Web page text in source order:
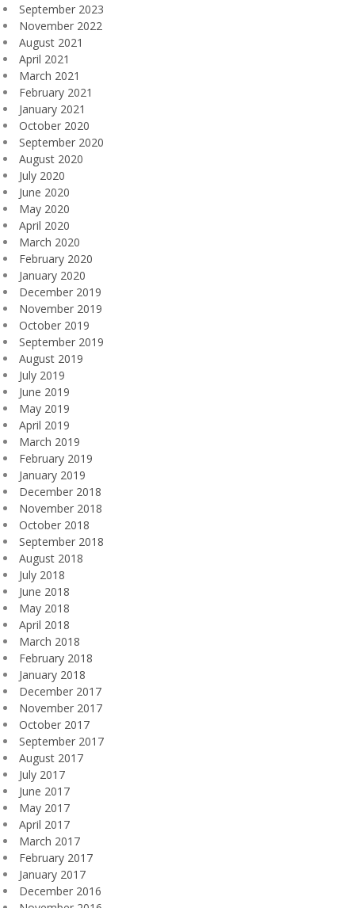
September 2023
November 2022
August 2021
April 2021
March 2021
February 2021
January 2021
October 2020
September 2020
August 2020
July 2020
June 2020
May 2020
April 2020
March 2020
February 2020
January 2020
December 2019
November 2019
October 2019
September 2019
August 2019
July 2019
June 2019
May 2019
April 2019
March 2019
February 2019
January 2019
December 2018
November 2018
October 2018
September 2018
August 2018
July 2018
June 2018
May 2018
April 2018
March 2018
February 2018
January 2018
December 2017
November 2017
October 2017
September 2017
August 2017
July 2017
June 2017
May 2017
April 2017
March 2017
February 2017
January 2017
December 2016